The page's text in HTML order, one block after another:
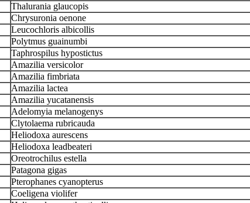
Thalurania glaucopis
Chrysuronia oenone
Leucochloris albicollis
Polytmus guainumbi
Taphrospilus hypostictus
Amazilia versicolor
Amazilia fimbriata
Amazilia lactea
Amazilia yucatanensis
Adelomyia melanogenys
Clytolaema rubricauda
Heliodoxa aurescens
Heliodoxa leadbeateri
Oreotrochilus estella
Patagona gigas
Pterophanes cyanopterus
Coeligena violifer